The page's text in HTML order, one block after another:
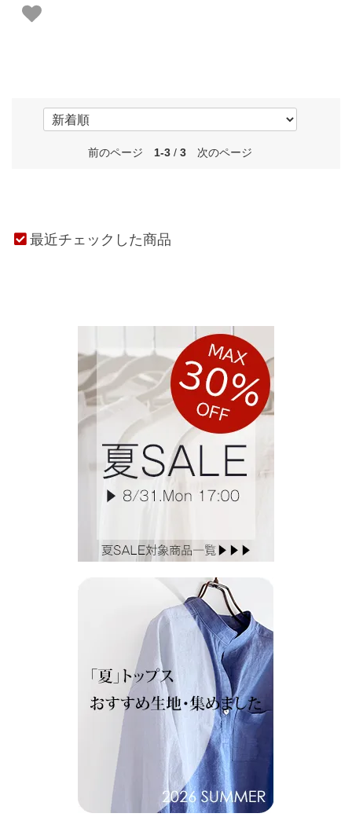
前のページ 1-3 / 3 次のページ
最近チェックした商品